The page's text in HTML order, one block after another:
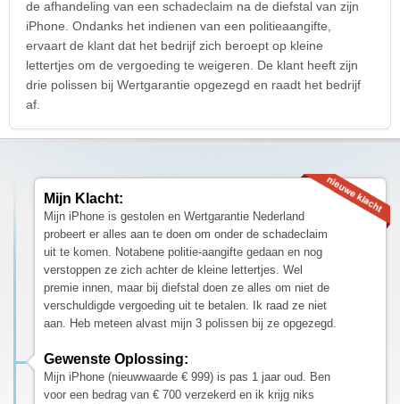
de afhandeling van een schadeclaim na de diefstal van zijn
iPhone. Ondanks het indienen van een politieaangifte,
ervaart de klant dat het bedrijf zich beroept op kleine
lettertjes om de vergoeding te weigeren. De klant heeft zijn
drie polissen bij Wertgarantie opgezegd en raadt het bedrijf
af.
Mijn Klacht:
Mijn iPhone is gestolen en Wertgarantie Nederland
probeert er alles aan te doen om onder de schadeclaim
uit te komen. Notabene politie-aangifte gedaan en nog
verstoppen ze zich achter de kleine lettertjes. Wel
premie innen, maar bij diefstal doen ze alles om niet de
verschuldigde vergoeding uit te betalen. Ik raad ze niet
aan. Heb meteen alvast mijn 3 polissen bij ze opgezegd.
Gewenste Oplossing:
Mijn iPhone (nieuwwaarde € 999) is pas 1 jaar oud. Ben
voor een bedrag van € 700 verzekerd en ik krijg niks